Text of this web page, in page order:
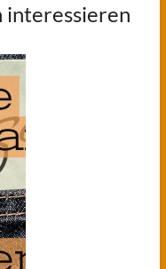
interessieren